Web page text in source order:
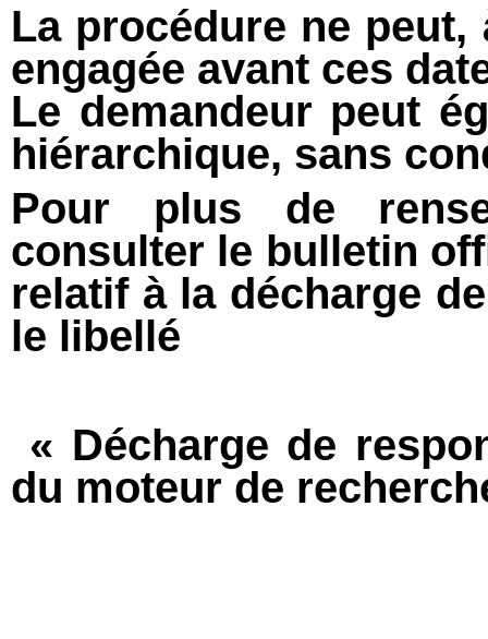
La procédure ne
engagée avant ces
Le demandeur peut
hiérarchique, sans
Pour plus de
consulter le bulletin
relatif à la décharge
le libellé
« Décharge de
du moteur de